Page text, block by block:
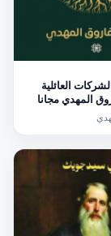
العائلية